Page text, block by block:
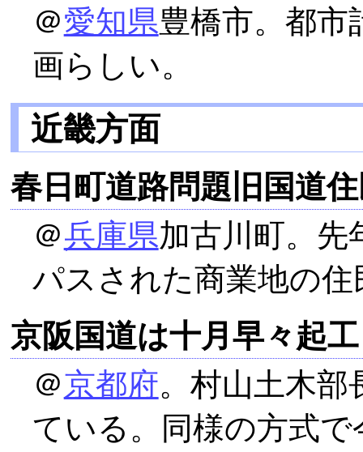
＠愛知県豊橋市。都市
画らしい。
近畿方面
春日町道路問題旧国道
＠兵庫県加古川町。先
パスされた商業地の
京阪国道は十月早々起工
＠京都府。村山土木部
ている。同様の方式